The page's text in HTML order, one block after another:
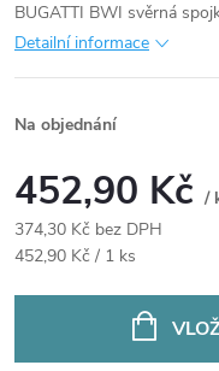
BUGATTI BWI svěrná
Detailní informace
Na objednání
452,90 Kč /
374,30 Kč bez DPH
Měrná
452,90 Kč / 1 ks